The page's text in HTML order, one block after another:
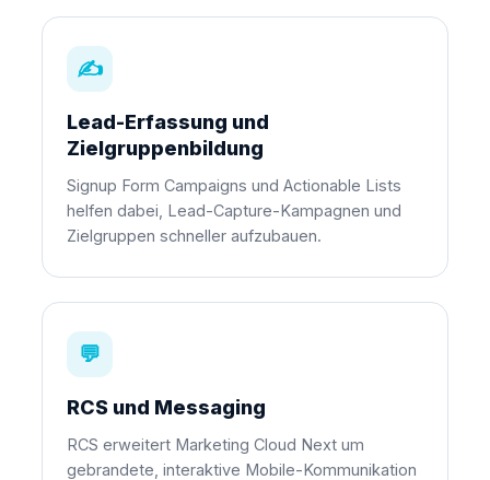
✍
Lead-Erfassung und
Zielgruppenbildung
Signup Form Campaigns und Actionable Lists
helfen dabei, Lead-Capture-Kampagnen und
Zielgruppen schneller aufzubauen.
💬
RCS und Messaging
RCS erweitert Marketing Cloud Next um
gebrandete, interaktive Mobile-Kommunikation